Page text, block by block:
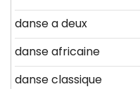
danse a deux
danse africaine
danse classique